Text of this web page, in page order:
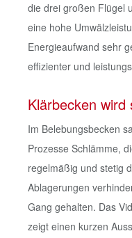
die drei großen Flügel
eine hohe
Energieaufwand sehr
effizienter und
Klärbecken
Im Belebungsbecken
Prozesse Schlämme,
regelmäßig und stetig
Ablagerungen
Gang gehalten. Das
zeigt einen kurzen